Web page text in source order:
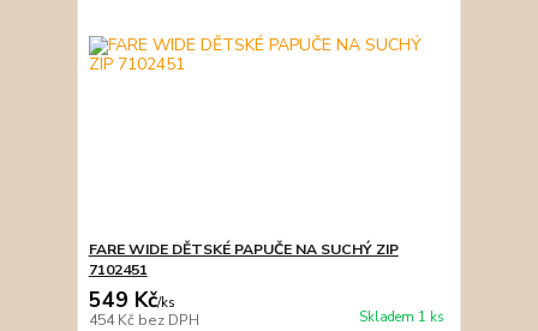
FARE WIDE DĚTSKÉ PAPUČE NA SUCHÝ ZIP
7102451
549 Kč/ks
454 Kč bez DPH Skladem 1 ks